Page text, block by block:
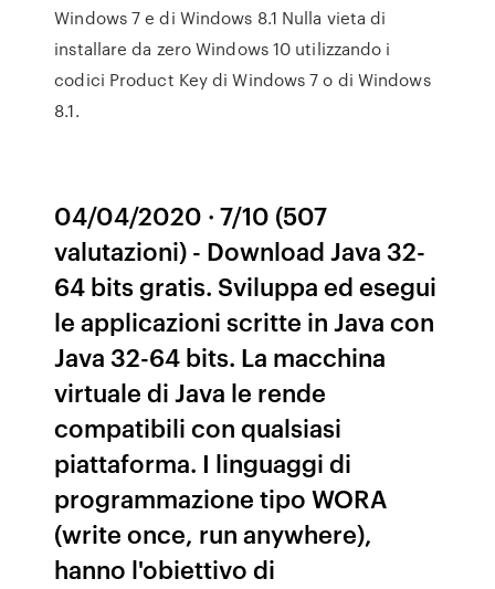
Windows 7 e di Windows 8.1 Nulla vieta di
installare da zero Windows 10 utilizzando i
codici Product Key di Windows 7 o di Windows
8.1.
04/04/2020 · 7/10 (507
valutazioni) - Download Java 32-
64 bits gratis. Sviluppa ed esegui
le applicazioni scritte in Java con
Java 32-64 bits. La macchina
virtuale di Java le rende
compatibili con qualsiasi
piattaforma. I linguaggi di
programmazione tipo WORA
(write once, run anywhere),
hanno l'obiettivo di